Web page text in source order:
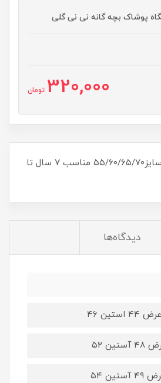
پوشاک بچه گانه نی نی گلی
320,000 تومان
بلوز Explor کد ۲۰۶۳ سایز۵۵/۶۰/۶۵/۷۰ مناسب ۷ سال تا
دیدگاه‌ها